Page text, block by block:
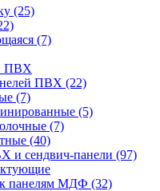
(25)
(7)
ПВХ
ПВХ (22)
(7)
(5)
(7)
(40)
и сендвич-панели (97)
панелям МДФ (32)